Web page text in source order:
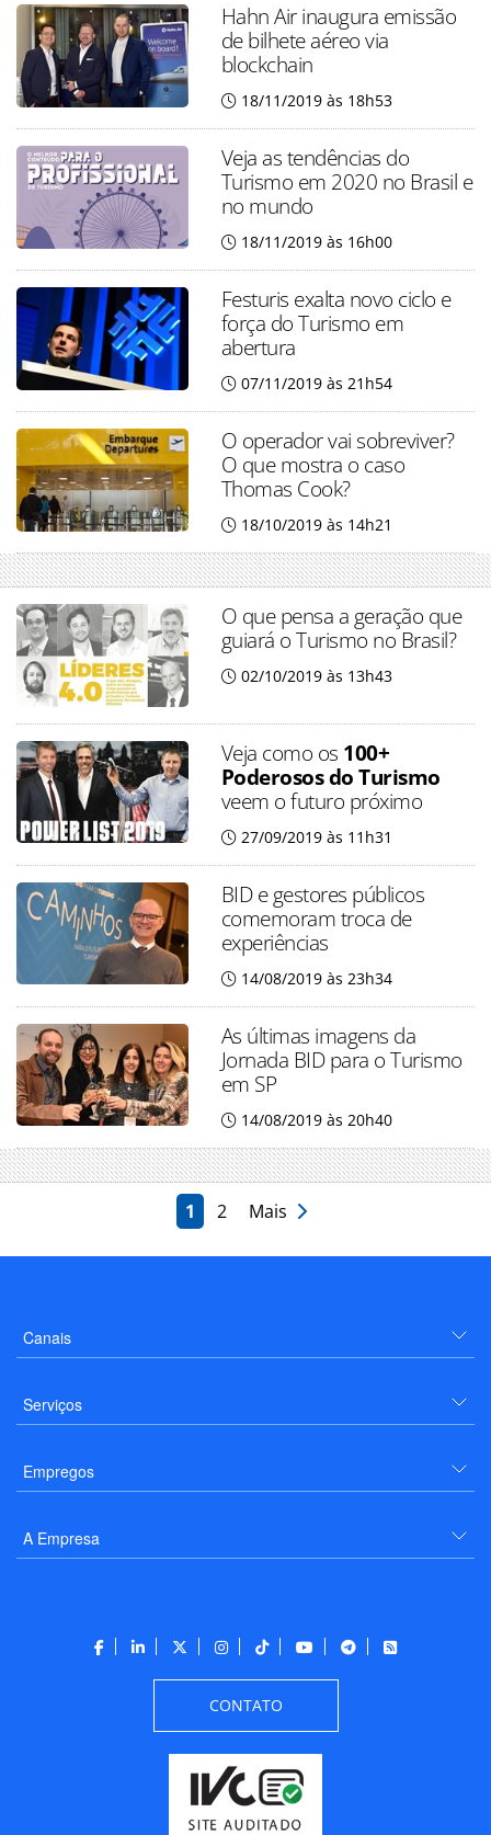
Hahn Air inaugura emissão
de bilhete aéreo via
blockchain
18/11/2019 às 18h53
Veja as tendências do
Turismo em 2020 no Brasil e
no mundo
18/11/2019 às 16h00
Festuris exalta novo ciclo e
força do Turismo em
abertura
07/11/2019 às 21h54
O operador vai sobreviver?
O que mostra o caso
Thomas Cook?
18/10/2019 às 14h21
O que pensa a geração que
guiará o Turismo no Brasil?
02/10/2019 às 13h43
Veja como os 100+
Poderosos do Turismo
veem o futuro próximo
27/09/2019 às 11h31
BID e gestores públicos
comemoram troca de
experiências
14/08/2019 às 23h34
As últimas imagens da
Jornada BID para o Turismo
em SP
14/08/2019 às 20h40
1 2 Mais
Canais
Serviços
Empregos
A Empresa
CONTATO